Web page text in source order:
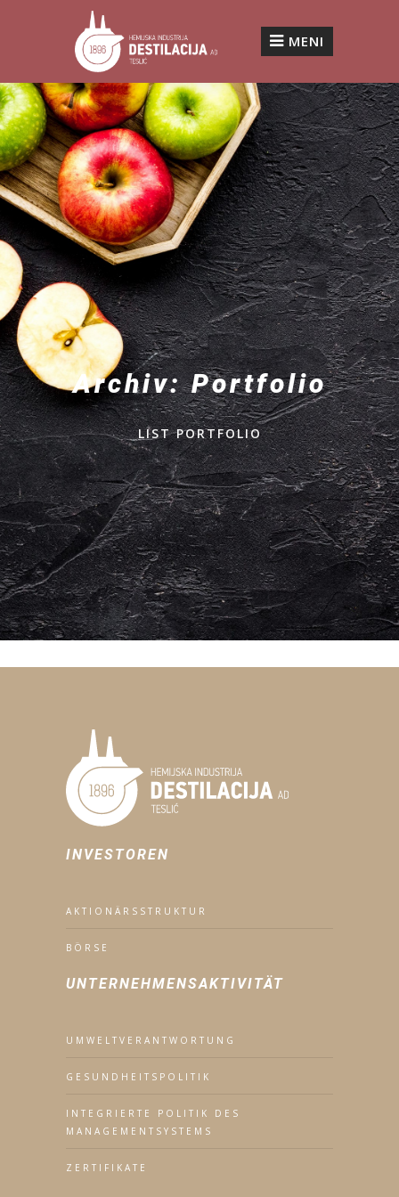
MENI
Archiv:Portfolio
LIST PORTFOLIO
INVESTOREN
AKTIONÄRSSTRUKTUR
BÖRSE
UNTERNEHMENSAKTIVITÄT
UMWELTVERANTWORTUNG
GESUNDHEITSPOLITIK
INTEGRIERTE POLITIK DES
MANAGEMENTSYSTEMS
ZERTIFIKATE